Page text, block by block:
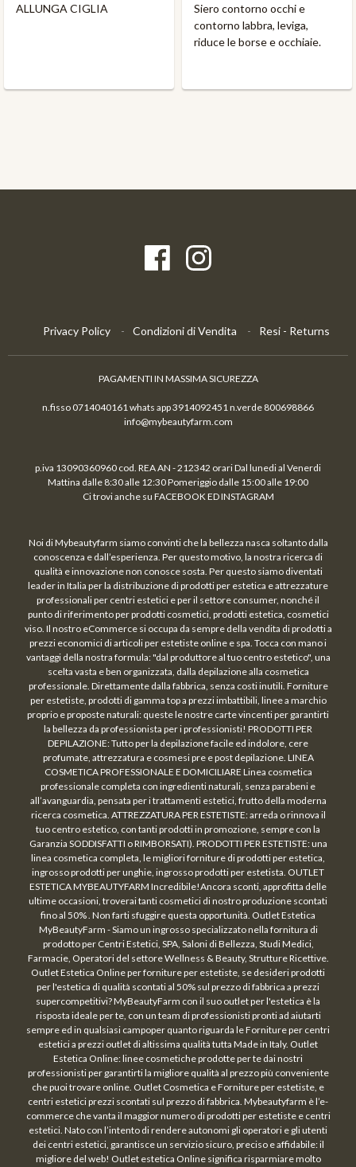
ALLUNGA CIGLIA
Siero contorno occhi e
contorno labbra, leviga,
riduce le borse e occhiaie.
Privacy Policy Condizioni di Vendita Resi - Returns
PAGAMENTI IN MASSIMA SICUREZZA
n.fisso 0714040161 whats app 3914092451 n.verde 800698866
info@mybeautyfarm.com
p.iva 13090360960 cod. REA AN - 212342 orari Dal lunedi al Venerdi
Mattina dalle 8:30 alle 12:30 Pomeriggio dalle 15:00 alle 19:00
Ci trovi anche su FACEBOOK ED INSTAGRAM
Noi di Mybeautyfarm siamo convinti che la bellezza nasca soltanto dalla
conoscenza e dall’esperienza. Per questo motivo, la nostra ricerca di
qualità e innovazione non conosce sosta. Per questo siamo diventati
leader in Italia per la distribuzione di prodotti per estetica e attrezzature
professionali per centri estetici e per il settore consumer, nonché il
punto di riferimento per prodotti cosmetici, prodotti estetica, cosmetici
viso. Il nostro eCommerce si occupa da sempre della vendita di prodotti a
prezzi economici di articoli per estetiste online e spa. Tocca con mano i
vantaggi della nostra formula: "dal produttore al tuo centro estetico", una
scelta vasta e ben organizzata, dalla depilazione alla cosmetica
professionale. Direttamente dalla fabbrica, senza costi inutili. Forniture
per estetiste, prodotti di gamma top a prezzi imbattibili, linee a marchio
proprio e proposte naturali: queste le nostre carte vincenti per garantirti
la bellezza da professionista per i professionisti! PRODOTTI PER
DEPILAZIONE: Tutto per la depilazione facile ed indolore, cere
profumate, attrezzatura e cosmesi pre e post depilazione. LINEA
COSMETICA PROFESSIONALE E DOMICILIARE Linea cosmetica
professionale completa con ingredienti naturali, senza parabeni e
all’avanguardia, pensata per i trattamenti estetici, frutto della moderna
ricerca cosmetica. ATTREZZATURA PER ESTETISTE: arreda o rinnova il
tuo centro estetico, con tanti prodotti in promozione, sempre con la
Garanzia SODDISFATTI o RIMBORSATI). PRODOTTI PER ESTETISTE: una
linea cosmetica completa, le migliori forniture di prodotti per estetica,
ingrosso prodotti per unghie, ingrosso prodotti per estetista. OUTLET
ESTETICA MYBEAUTYFARM Incredibile!Ancora sconti, approfitta delle
ultime occasioni, troverai tanti cosmetici di nostro produzione scontati
fino al 50% . Non farti sfuggire questa opportunità. Outlet Estetica
MyBeautyFarm - Siamo un ingrosso specializzato nella fornitura di
prodotto per Centri Estetici, SPA, Saloni di Bellezza, Studi Medici,
Farmacie, Operatori del settore Wellness & Beauty, Strutture Ricettive.
Outlet Estetica Online per forniture per estetiste, se desideri prodotti
per l'estetica di qualità scontati al 50% sul prezzo di fabbrica a prezzi
supercompetitivi? MyBeautyFarm con il suo outlet per l'estetica è la
risposta ideale per te, con un team di professionisti pronti ad aiutarti
sempre ed in qualsiasi campoper quanto riguarda le Forniture per centri
estetici a prezzi outlet di altissima qualità tutta Made in Italy. Outlet
Estetica Online: linee cosmetiche prodotte per te dai nostri
professionisti per garantirti la migliore qualità al prezzo più conveniente
che puoi trovare online. Outlet Cosmetica e Forniture per estetiste, e
centri estetici prezzi scontati sul prezzo di fabbrica. Mybeautyfarm è l’e-
commerce che vanta il maggior numero di prodotti per estetiste e centri
estetici. Nato con l’intento di rendere autonomi gli operatori e gli utenti
dei centri estetici, garantisce un servizio sicuro, preciso e affidabile: il
migliore del web! Outlet estetica Online significa risparmiare molto